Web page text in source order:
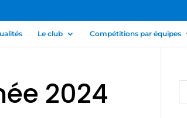
Le club Compétitions par équipes
2024